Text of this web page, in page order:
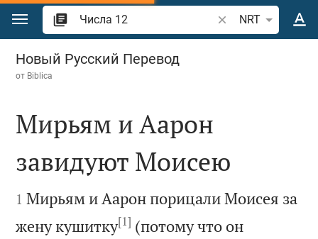
Перейти к содержанию
Поиск по отрывку
NRT
Числа 12
Новый Русский Перевод
от Biblica

Мирьям и Аарон
завидуют Моисею

1 Мирьям и Аарон порицали Моисея за
жену кушитку[1] (потому что он